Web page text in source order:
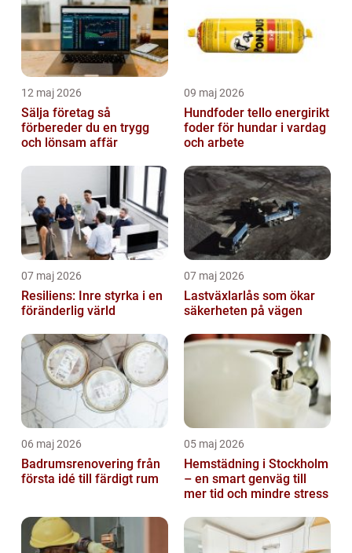
12 maj 2026
Sälja företag så
förbereder du en trygg
och lönsam affär
09 maj 2026
Hundfoder tello energirikt
foder för hundar i vardag
och arbete
07 maj 2026
Resiliens: Inre styrka i en
föränderlig värld
07 maj 2026
Lastväxlarlås som ökar
säkerheten på vägen
06 maj 2026
Badrumsrenovering från
första idé till färdigt rum
05 maj 2026
Hemstädning i Stockholm
– en smart genväg till
mer tid och mindre stress